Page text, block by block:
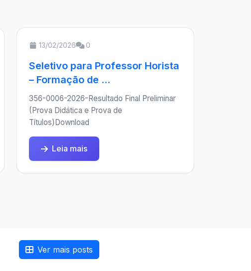
13/02/2026 0
Seletivo para Professor Horista
– Formação de ...
356-0006-2026-Resultado Final Preliminar
(Prova Didática e Prova de
Títulos)Download
Leia mais
Ver mais posts